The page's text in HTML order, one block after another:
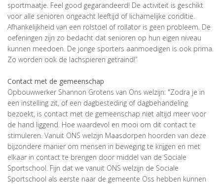
sportmaatje. Feel good gegarandeerd! De activiteit is geschikt
voor alle senioren ongeacht leeftijd of lichamelijke conditie.
Afhankelijkheid van een rolstoel of rollator is geen probleem. De
oefeningen zijn zo bedacht dat senioren op hun eigen niveau
kunnen meedoen. De jonge sporters aanmoedigen is ook prima.
Zo worden ook de lachspieren getraind!”
Contact met de gemeenschap
Opbouwwerker Shannon Grotens van Ons welzijn: "Zodra je in
een instelling zit, of een dagbesteding of dagbehandeling
bezoekt, is contact met de gemeenschap niet altijd meer voor
de hand liggend. Hoe waardevol en mooi om dit contact te
stimuleren. Vanuit ONS welzijn Maasdorpen hoorden van deze
bijzondere manier om mensen in beweging te krijgen en met
elkaar in contact te brengen door middel van de Sociale
Sportschool. Fijn dat we vanuit ONS welzijn de Sociale
Sportschool als eerste naar de gemeente Oss hebben kunnen